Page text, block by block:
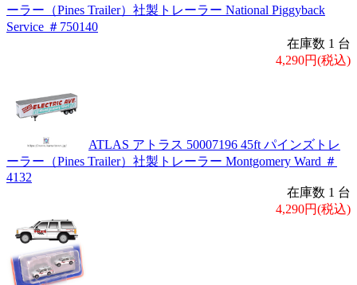
ーラー（Pines Trailer）社製トレーラー National Piggyback
Service ＃750140
在庫数 1 台
4,290円(税込)
ATLAS アトラス 50007196 45ft パインズトレ
ーラー（Pines Trailer）社製トレーラー Montgomery Ward ＃
4132
在庫数 1 台
4,290円(税込)